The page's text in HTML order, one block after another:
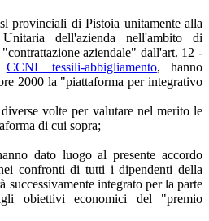
provinciali di Pistoia unitamente alla
Unitaria dell'azienda nell'ambito di
aziendale" dall'art. 12 -
CCNL tessili-abbigliamento, hanno
2000 la "piattaforma per integrativo
volte per valutare nel merito le
di cui sopra;
dato luogo al presente accordo
confronti di tutti i dipendenti della
successivamente integrato per la parte
obiettivi economici del "premio